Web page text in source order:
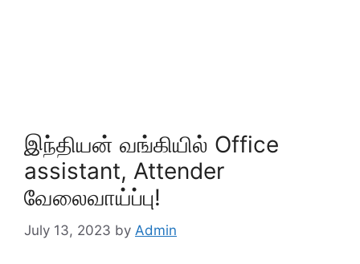
இந்தியன் வங்கியில் Office
assistant, Attender
வேலைவாய்ப்பு!
July 13, 2023 by Admin